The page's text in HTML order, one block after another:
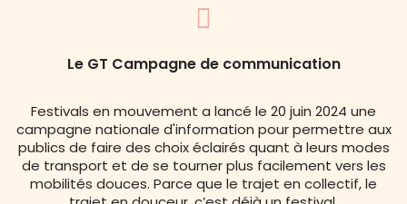
Le GT Campagne de communication
Festivals en mouvement a lancé le 20 juin 2024 une
campagne nationale d'information pour permettre aux
publics de faire des choix éclairés quant à leurs modes
de transport et de se tourner plus facilement vers les
mobilités douces. Parce que le trajet en collectif, le